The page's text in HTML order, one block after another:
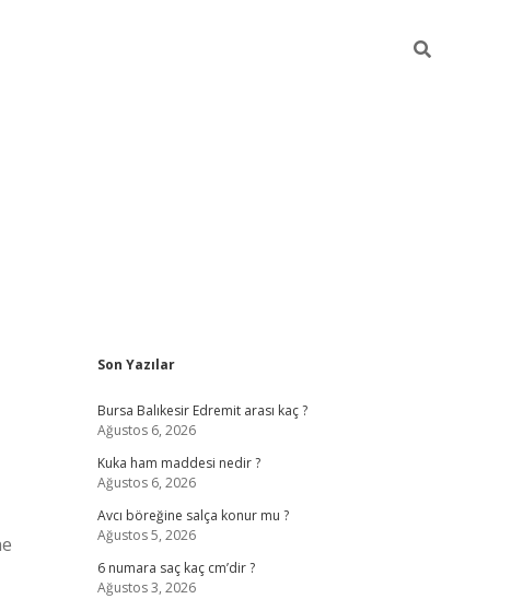
Sidebar
Son Yazılar
Bursa Balıkesir Edremit arası kaç ?
Ağustos 6, 2026
Kuka ham maddesi nedir ?
Ağustos 6, 2026
Avcı böreğine salça konur mu ?
Ağustos 5, 2026
6 numara saç kaç cm’dir ?
Ağustos 3, 2026